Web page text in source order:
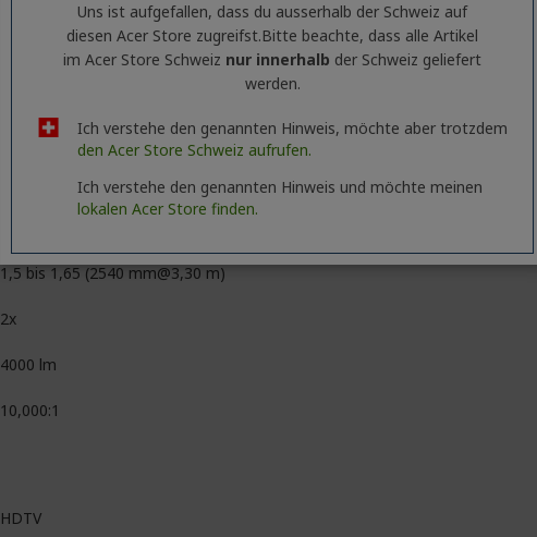
3840 x 2160
1,5 bis 1,65 (2540 mm@3,30 m)
2x
4000 lm
10,000:1
HDTV
Uns ist aufgefallen, dass du ausserhalb ​der Schweiz auf
diesen Acer Store zugreifst.​Bitte beachte, dass alle Artikel
im Acer Store Schweiz nur innerhalb der Schweiz geliefert
werden.
Ich verstehe den genannten Hinweis, möchte aber trotzdem
den Acer Store Schweiz aufrufen.
Ich verstehe den genannten Hinweis und möchte meinen
lokalen Acer Store finden.